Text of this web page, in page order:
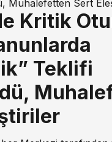
Muhalefetten Sert
Kritik
Teklifi